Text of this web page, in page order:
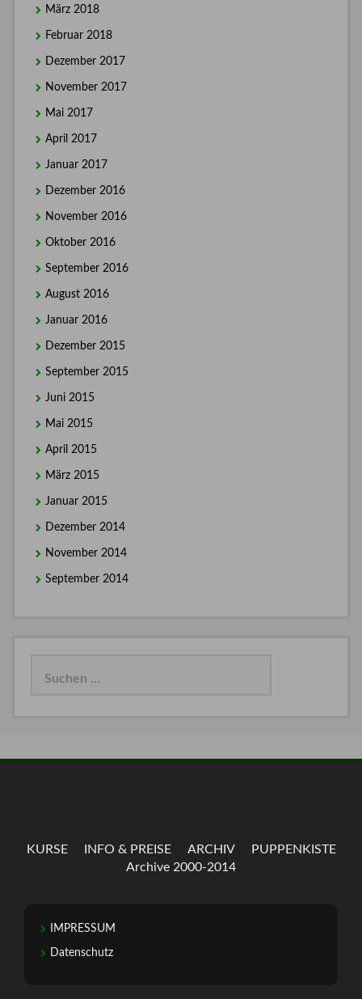
März 2018
Februar 2018
Dezember 2017
November 2017
Mai 2017
April 2017
Januar 2017
Dezember 2016
November 2016
Oktober 2016
September 2016
August 2016
Januar 2016
Dezember 2015
September 2015
Juni 2015
Mai 2015
April 2015
März 2015
Januar 2015
Dezember 2014
November 2014
September 2014
KURSE INFO & PREISE ARCHIV
PUPPENKISTE
Archive 2000-2014
IMPRESSUM
Datenschutz